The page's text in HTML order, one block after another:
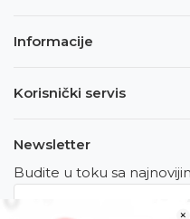
×
Informacije
Korisnički servis
Newsletter
Budite u toku sa